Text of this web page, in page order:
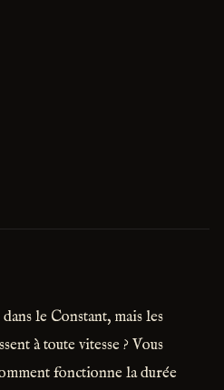
le Constant, mais les
à toute vitesse ? Vous
fonctionne la durée